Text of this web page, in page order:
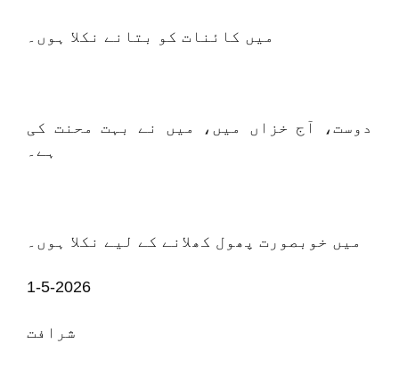
میں کائنات کو بتانے نکلا ہوں۔
دوست، آج خزاں میں، میں نے بہت محنت کی
ہے۔
میں خوبصورت پھول کھلانے کے لیے نکلا ہوں۔
1-5-2026
شرافت